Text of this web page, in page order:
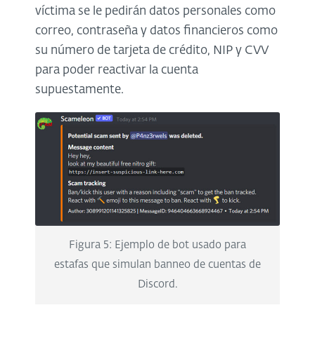
víctima se le pedirán datos personales como
correo, contraseña y datos financieros como
su número de tarjeta de crédito, NIP y CVV
para poder reactivar la cuenta
supuestamente.
Figura 5: Ejemplo de bot usado para
estafas que simulan banneo de cuentas de
Discord.